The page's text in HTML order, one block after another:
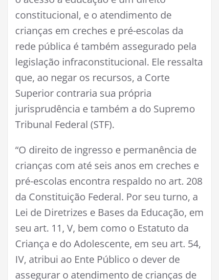
constitucional, e o atendimento de
crianças em creches e pré-escolas da
rede pública é também assegurado pela
legislação infraconstitucional. Ele ressalta
que, ao negar os recursos, a Corte
Superior contraria sua própria
jurisprudência e também a do Supremo
Tribunal Federal (STF).
“O direito de ingresso e permanência de
crianças com até seis anos em creches e
pré-escolas encontra respaldo no art. 208
da Constituição Federal. Por seu turno, a
Lei de Diretrizes e Bases da Educação, em
seu art. 11, V, bem como o Estatuto da
Criança e do Adolescente, em seu art. 54,
IV, atribui ao Ente Público o dever de
assegurar o atendimento de crianças de